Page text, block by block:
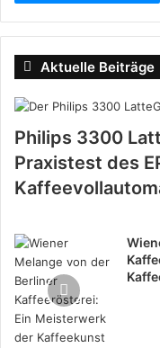
Aktuelle Beiträge
Philips 3300
Praxistest des